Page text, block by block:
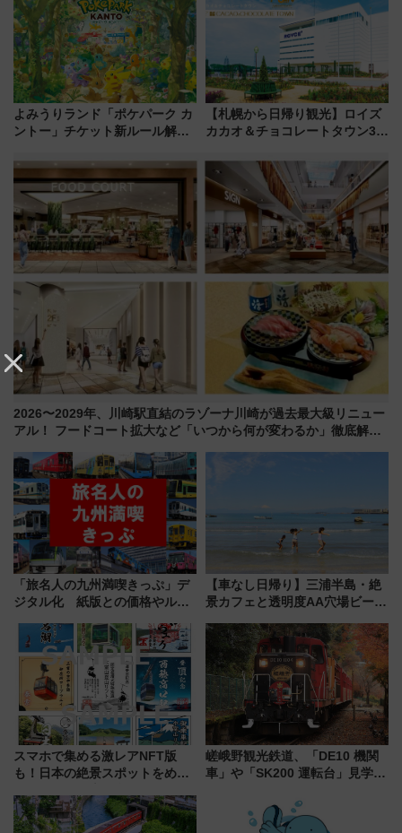
よみうりランド「ポケパーク カ
ントー」チケット新ルール解
本人確認が11月スタート
【札幌から日帰り観光】ロイズ
カカオ＆チョコレートタウン3周
詰め放題を開催、ロイズタウン
駅からのアクセスも
2026〜2029年、川崎駅直結のラゾーナ川崎が過去最大級リニュー
アル！ フードコート拡大など「いつから何が変わるか」徹底解
「旅名人の九州満喫きっぷ」デ
ジタル化 紙版との価格やルー
【車なし日帰り】三浦半島・絶
景カフェと透明度AA穴場ビーチ
用してストレスフリー旅へ行こ
う！
スマホで集める激レアNFT版
も！日本の絶景スポットをめぐ
ん)」企画がスタート
嵯峨野観光鉄道、「DE10 機関
車」や「SK200 運転台」見学ツ
トの一環で激レア体験できちゃ
うかも 参加方法やスケジュール